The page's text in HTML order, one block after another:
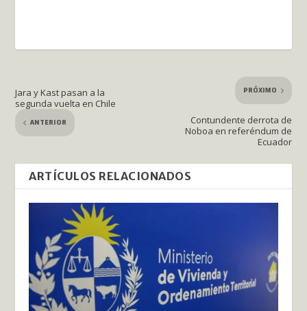
Jara y Kast pasan a la
segunda vuelta en Chile
ANTERIOR
PRÓXIMO
Contundente derrota de
Noboa en referéndum de
Ecuador
ARTÍCULOS RELACIONADOS